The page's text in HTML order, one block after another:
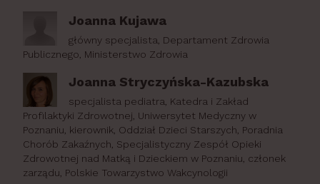
Joanna Kujawa
główny specjalista, Departament Zdrowia
Publicznego, Ministerstwo Zdrowia
Joanna Stryczyńska-Kazubska
specjalista pediatra, Katedra i Zakład
Profilaktyki Zdrowotnej, Uniwersytet Medyczny w
Poznaniu, kierownik, Oddział Dzieci Starszych, Poradnia
Chorób Zakaźnych, Specjalistyczny Zespół Opieki
Zdrowotnej nad Matką i Dzieckiem w Poznaniu, członek
zarządu, Polskie Towarzystwo Wakcynologii